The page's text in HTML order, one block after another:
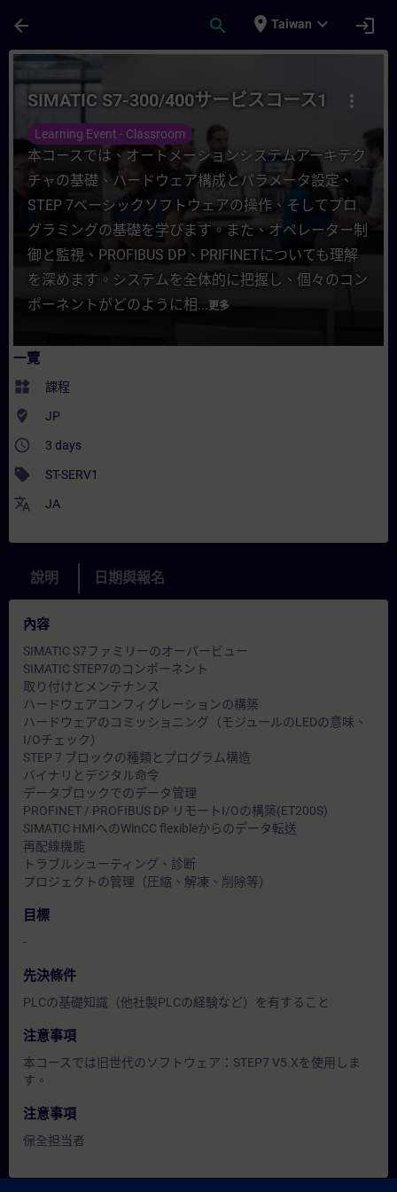
arrow_back search place Taiwan expand_more login
課程 - SIMATIC S7-300/400サービスコ
more_vert
SIMATIC S7-300/400サービスコース1
Learning Event - Classroom
本コースでは、オートメーションシステムアーキテク
チャの基礎、ハードウェア構成とパラメータ設定、
STEP 7ベーシックソフトウェアの操作、そしてプロ
グラミングの基礎を学びます。また、オペレーター制
御と監視、PROFIBUS DP、PRIFINETについても理解
を深めます。システムを全体的に把握し、個々のコン
ポーネントがどのように相...更多
一覽
widgets 課程
where_to_vote JP
access_time 3 days
sell ST-SERV1
translate JA
說明 日期與報名
內容
SIMATIC S7ファミリーのオーバービュー
SIMATIC STEP7のコンポーネント
取り付けとメンテナンス
ハードウェアコンフィグレーションの構築
ハードウェアのコミッショニング（モジュールのLEDの意味、
I/Oチェック）
STEP 7 ブロックの種類とプログラム構造
バイナリとデジタル命令
データブロックでのデータ管理
PROFINET / PROFIBUS DP リモートI/Oの構築(ET200S)
SIMATIC HMIへのWinCC flexibleからのデータ転送
再配線機能
トラブルシューティング、診断
プロジェクトの管理（圧縮、解凍、削除等）
目標
-
先決條件
PLCの基礎知識（他社製PLCの経験など）を有すること
注意事項
本コースでは旧世代のソフトウェア：STEP7 V5.Xを使用しま
す。
注意事項
保全担当者